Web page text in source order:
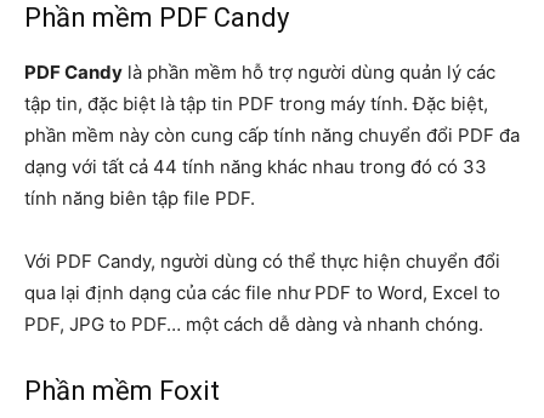
Phần mềm PDF Candy
PDF Candy là phần mềm hỗ trợ người dùng quản lý các
tập tin, đặc biệt là tập tin PDF trong máy tính. Đặc biệt,
phần mềm này còn cung cấp tính năng chuyển đổi PDF đa
dạng với tất cả 44 tính năng khác nhau trong đó có 33
tính năng biên tập file PDF.
Với PDF Candy, người dùng có thể thực hiện chuyển đổi
qua lại định dạng của các file như PDF to Word, Excel to
PDF, JPG to PDF… một cách dễ dàng và nhanh chóng.
Phần mềm Foxit